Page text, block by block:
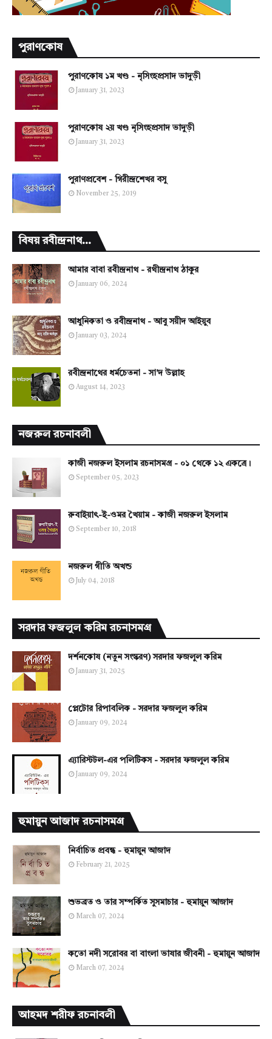
পুরাণকোষ
পুরাণকোষ ১ম খণ্ড - নৃসিংহপ্রসাদ ভাদুড়ী
January 31, 2023
পুরাণকোষ ২য় খণ্ড নৃসিংহপ্রসাদ ভাদুড়ী
January 31, 2023
পুরাণপ্রবেশ - গিরীন্দ্রশেখর বসু
November 25, 2019
বিষয় রবীন্দ্রনাথ...
আমার বাবা রবীন্দ্রনাথ - রথীন্দ্রনাথ ঠাকুর
January 06, 2024
আধুনিকতা ও রবীন্দ্রনাথ - আবু সয়ীদ আইয়ুব
January 03, 2024
রবীন্দ্রনাথের ধর্মচেতনা - সা'দ উল্লাহ
August 14, 2023
নজরুল রচনাবলী
কাজী নজরুল ইসলাম রচনাসমগ্র - ০১ থেকে ১২ একত্রে।
September 05, 2023
রুবাইয়াৎ-ই-ওমর খৈয়াম - কাজী নজরুল ইসলাম
September 10, 2018
নজরুল গীতি অখন্ড
July 04, 2018
সরদার ফজলুল করিম রচনাসমগ্র
দর্শনকোষ (নতুন সংস্করণ) সরদার ফজলুল করিম
January 31, 2025
প্লেটোর রিপাবলিক - সরদার ফজলুল করিম
January 09, 2024
এ্যারিস্টটল-এর পলিটিকস - সরদার ফজলুল করিম
January 09, 2024
হুমায়ুন আজাদ রচনাসমগ্র
নির্বাচিত প্রবন্ধ - হুমায়ুন আজাদ
February 21, 2025
শুভব্রত ও তার সম্পর্কিত সুসমাচার - হুমায়ুন আজাদ
March 07, 2024
কতো নদী সরোবর বা বাংলা ভাষার জীবনী - হুমায়ুন আজাদ
March 07, 2024
আহমদ শরীফ রচনাবলী